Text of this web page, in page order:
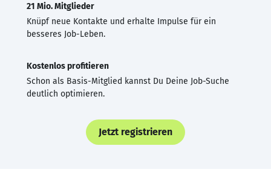
21 Mio. Mitglieder
Knüpf neue Kontakte und erhalte Impulse für ein
besseres Job-Leben.
Kostenlos profitieren
Schon als Basis-Mitglied kannst Du Deine Job-Suche
deutlich optimieren.
Jetzt registrieren